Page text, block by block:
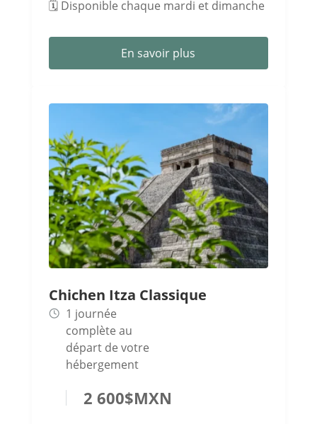
🗓️ Disponible chaque mardi et dimanche
En savoir plus
Chichen Itza Classique
1 journée
complète au
départ de votre
hébergement
2 600$MXN